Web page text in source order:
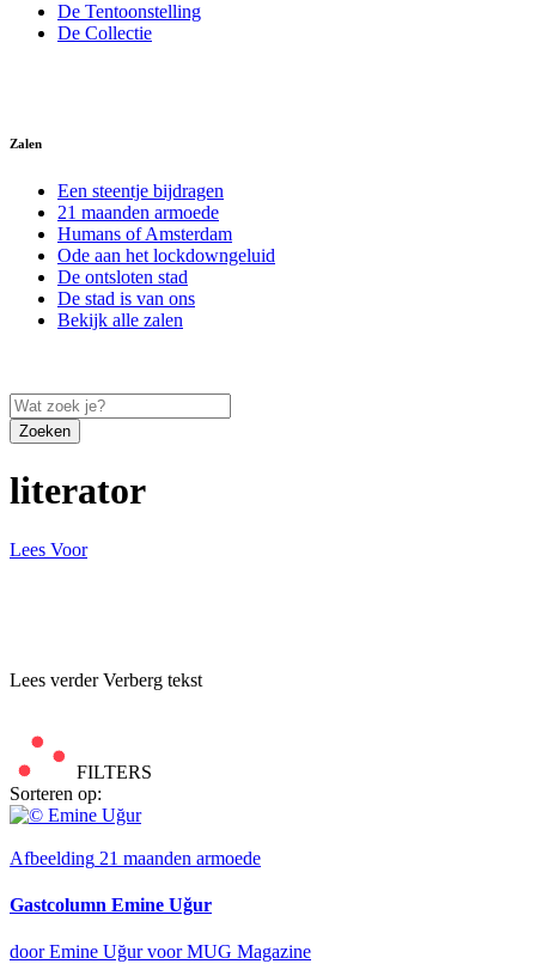
De Tentoonstelling
De Collectie
Zalen
Een steentje bijdragen
21 maanden armoede
Humans of Amsterdam
Ode aan het lockdowngeluid
De ontsloten stad
De stad is van ons
Bekijk alle zalen
Zoeken
literator
Lees Voor
Lees verderVerberg tekst
FILTERS
Sorteren op:
Afbeelding 21 maanden armoede
Gastcolumn Emine Uğur
door Emine Uğur voor MUG Magazine